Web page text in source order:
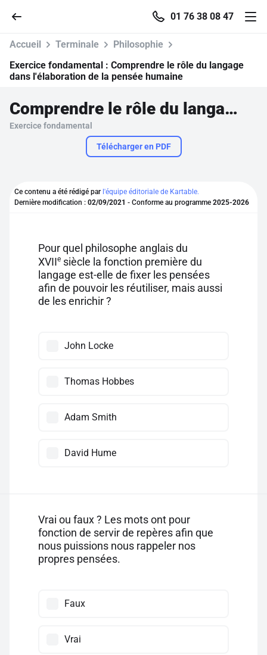
01 76 38 08 47
Parcourir
Se connecter
Pour profiter de 10 contenus offerts.
Accueil Terminale
Philosophie
Exercice fondamental : Comprendre le rôle du langage
dans l'élaboration de la pensée humaine
Comprendre le rôle du langage dans l'élaboration de la pensée humaine
Exercice fondamental
Télécharger en PDF
Ce contenu a été rédigé par l'équipe éditoriale de Kartable.
Dernière modification : 02/09/2021 - Conforme au programme 2025-2026
Pour quel philosophe anglais du
XVIIe siècle la fonction première du
langage est-elle de fixer les pensées
afin de pouvoir les réutiliser, mais aussi
de les enrichir ?
John Locke
Thomas Hobbes
Adam Smith
David Hume
Vrai ou faux ? Les mots ont pour
fonction de servir de repères afin que
nous puissions nous rappeler nos
propres pensées.
Faux
Vrai